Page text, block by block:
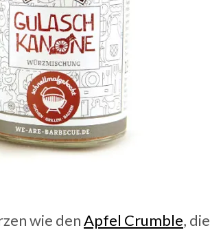
wie denApfel Crumble, die